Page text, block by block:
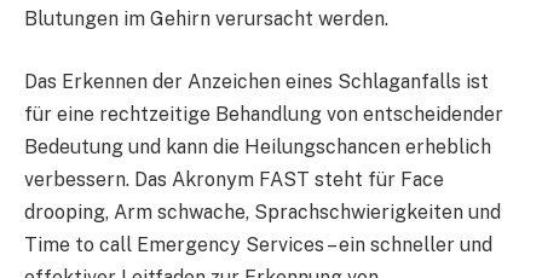
Blutungen im Gehirn verursacht werden.
Das Erkennen der Anzeichen eines Schlaganfalls ist
für eine rechtzeitige Behandlung von entscheidender
Bedeutung und kann die Heilungschancen erheblich
verbessern. Das Akronym FAST steht für Face
drooping, Arm schwache, Sprachschwierigkeiten und
Time to call Emergency Services – ein schneller und